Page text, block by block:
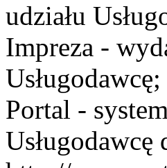
udziału
Impreza -
Usługodawcę;
Portal -